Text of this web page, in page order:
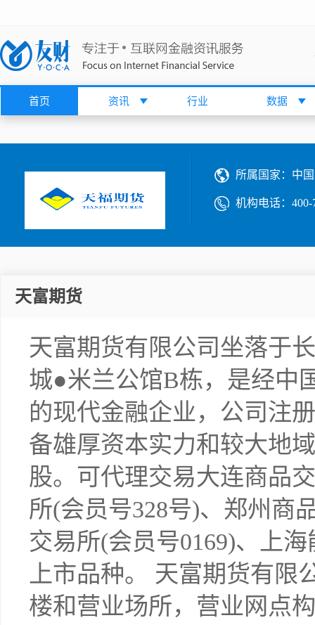
首页 资讯 行业 数据
所属国家： 中国
机构电话： 400-
天富期货
天富期货有限公司坐落于
城●米兰公馆B栋，是经中
的现代金融企业，公司注
备雄厚资本实力和较大地
股。可代理交易大连商品
所(会员号328号)、郑州商
交易所(会员号0169)、上
上市品种。 天富期货有
楼和营业场所，营业网点